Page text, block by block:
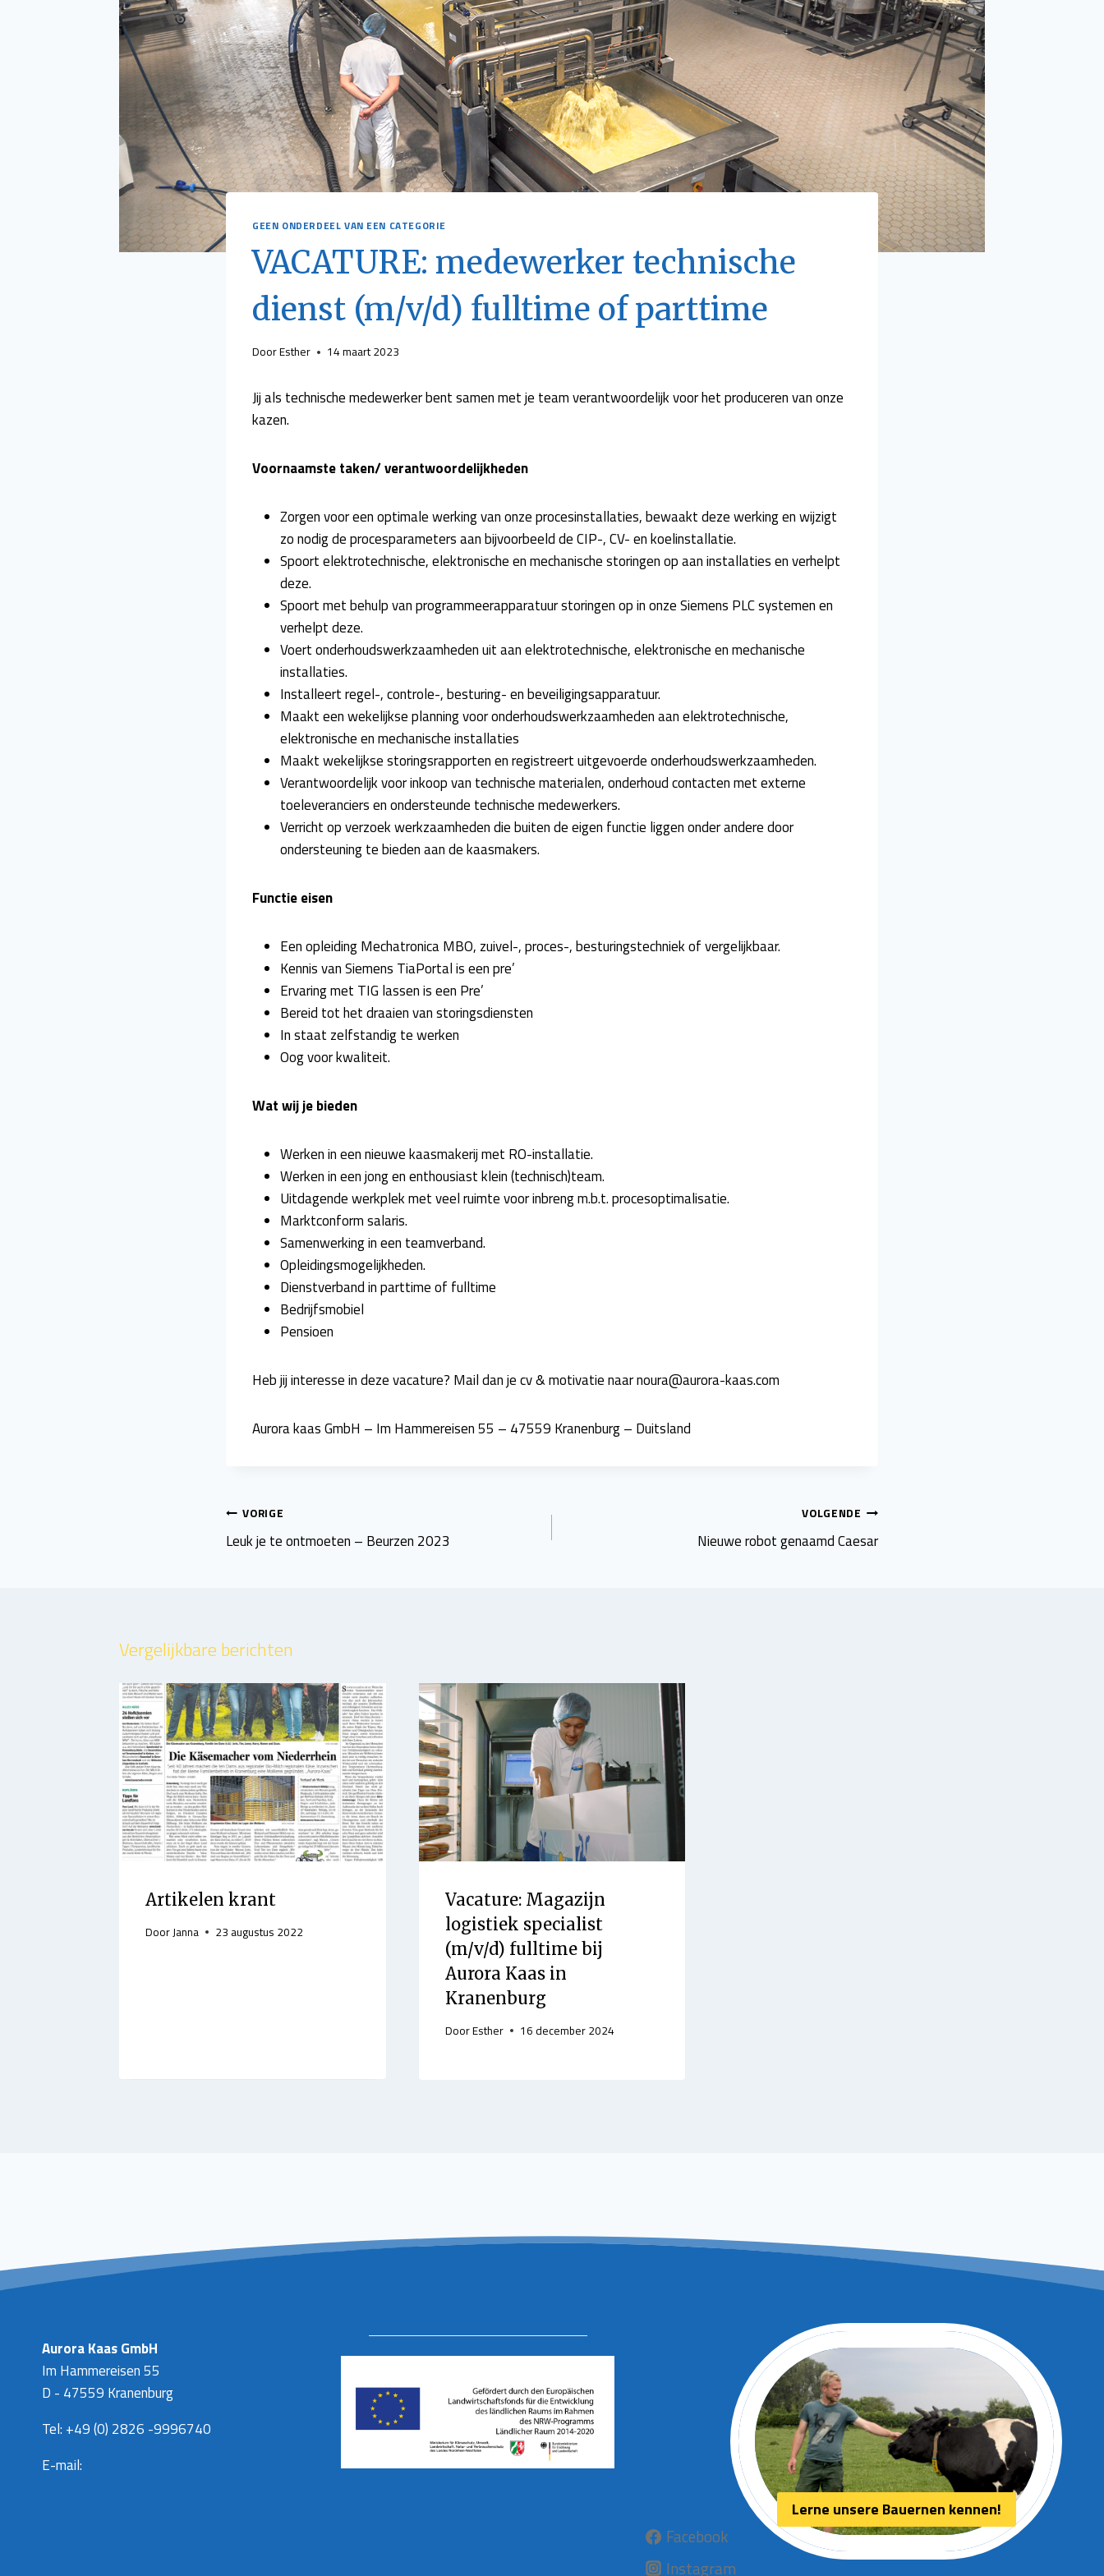
GEEN ONDERDEEL VAN EEN CATEGORIE
VACATURE: medewerker technische
dienst (m/v/d) fulltime of parttime
DoorEsther 14 maart 2023
Jij als technische medewerker bent samen met je team verantwoordelijk voor het produceren van onze
kazen.
Voornaamste taken/ verantwoordelijkheden
Zorgen voor een optimale werking van onze procesinstallaties, bewaakt deze werking en wijzigt
zo nodig de procesparameters aan bijvoorbeeld de CIP-, CV- en koelinstallatie.
Spoort elektrotechnische, elektronische en mechanische storingen op aan installaties en verhelpt
deze.
Spoort met behulp van programmeerapparatuur storingen op in onze Siemens PLC systemen en
verhelpt deze.
Voert onderhoudswerkzaamheden uit aan elektrotechnische, elektronische en mechanische
installaties.
Installeert regel-, controle-, besturing- en beveiligingsapparatuur.
Maakt een wekelijkse planning voor onderhoudswerkzaamheden aan elektrotechnische,
elektronische en mechanische installaties
Maakt wekelijkse storingsrapporten en registreert uitgevoerde onderhoudswerkzaamheden.
Verantwoordelijk voor inkoop van technische materialen, onderhoud contacten met externe
toeleveranciers en ondersteunde technische medewerkers.
Verricht op verzoek werkzaamheden die buiten de eigen functie liggen onder andere door
ondersteuning te bieden aan de kaasmakers.
Functie eisen
Een opleiding Mechatronica MBO, zuivel-, proces-, besturingstechniek of vergelijkbaar.
Kennis van Siemens TiaPortal is een pre’
Ervaring met TIG lassen is een Pre’
Bereid tot het draaien van storingsdiensten
In staat zelfstandig te werken
Oog voor kwaliteit.
Wat wij je bieden
Werken in een nieuwe kaasmakerij met RO-installatie.
Werken in een jong en enthousiast klein (technisch)team.
Uitdagende werkplek met veel ruimte voor inbreng m.b.t. procesoptimalisatie.
Marktconform salaris.
Samenwerking in een teamverband.
Opleidingsmogelijkheden.
Dienstverband in parttime of fulltime
Bedrijfsmobiel
Pensioen
Heb jij interesse in deze vacature? Mail dan je cv & motivatie naar noura@aurora-kaas.com
Aurora kaas GmbH – Im Hammereisen 55 – 47559 Kranenburg – Duitsland
Bericht
navigatie
VORIGE
Leuk je te ontmoeten – Beurzen 2023
VOLGENDE
Nieuwe robot genaamd Caesar
Vergelijkbare berichten
Artikelen krant
Door Janna 23 augustus 2022
Vacature: Magazijn
logistiek specialist
(m/v/d) fulltime bij
Aurora Kaas in
Kranenburg
DoorEsther 16 december 2024
Aurora Kaas GmbH
Im Hammereisen 55
D - 47559 Kranenburg
Tel: +49 (0) 2826 -9996740
E-mail:
Facebook
Instagram
Lerne unsere Bauernen kennen!